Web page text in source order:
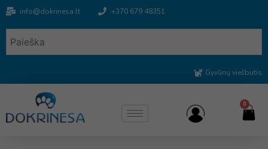
info@dokrinesa.lt +370 679 48351
Gyvūnų viešbutis
0